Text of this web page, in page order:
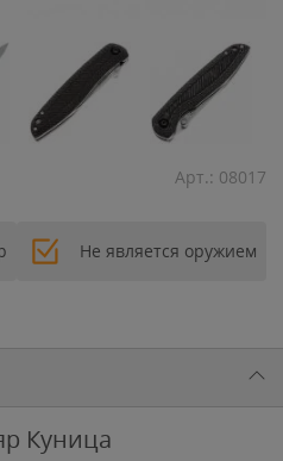
Арт.: 08017
Не является оружием
Куница